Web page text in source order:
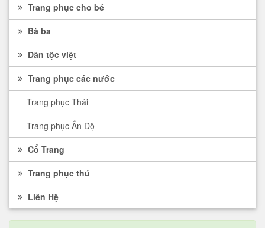
Trang phục cho bé
Bà ba
Dân tộc việt
Trang phục các nước
Trang phục Thái
Trang phục Ấn Độ
Cổ Trang
Trang phục thú
Liên Hệ